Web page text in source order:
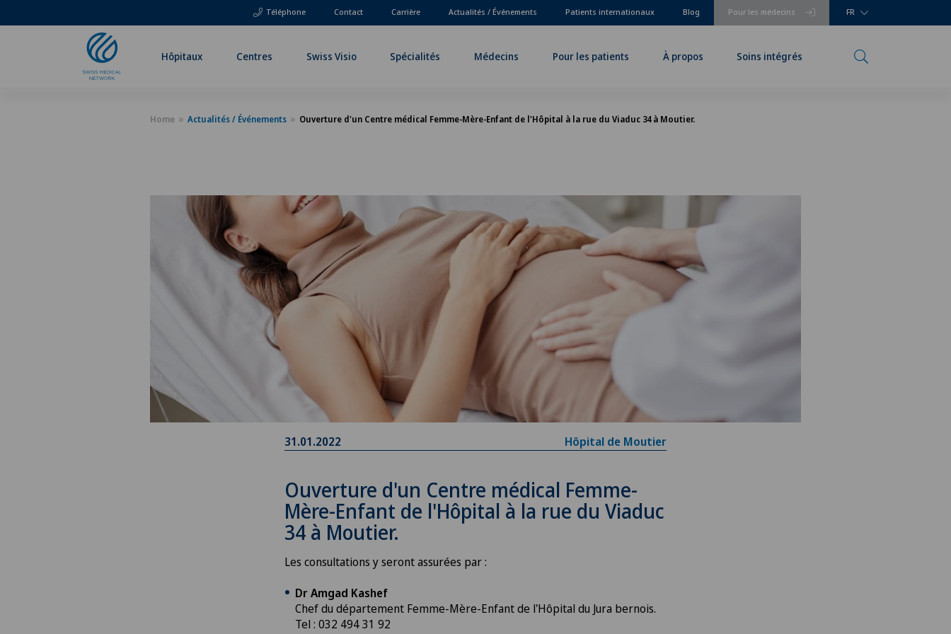
Téléphone Pour les médecins
Contact Carrière Actualités / Événements Patients internationaux Blog FR
Hôpitaux Centres Swiss Visio Spécialités Médecins Pour les patients À propos Soins intégrés
Home Actualités / Événements Ouverture d'un Centre médical Femme-Mère-Enfant de l'Hôpital à la rue du Viaduc 34 à Moutier.
31.01.2022 Hôpital de Moutier
Ouverture d'un Centre médical Femme-
Mère-Enfant de l'Hôpital à la rue du Viaduc
34 à Moutier.
Les consultations y seront assurées par :
Dr Amgad Kashef
Chef du département Femme-Mère-Enfant de l'Hôpital du Jura bernois.
Tel : 032 494 31 92